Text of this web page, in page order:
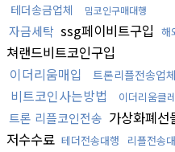
테더송금업체
밈코인구매대행
자금세탁 ssg페이비트구입 해
쳐랜드비트코인구입
이더리움매입
트론리플전송업체
비트코인사는방법 이더리움클
트론 리플코인전송 가상화폐선
저수수료 테더전송대행 리플전송